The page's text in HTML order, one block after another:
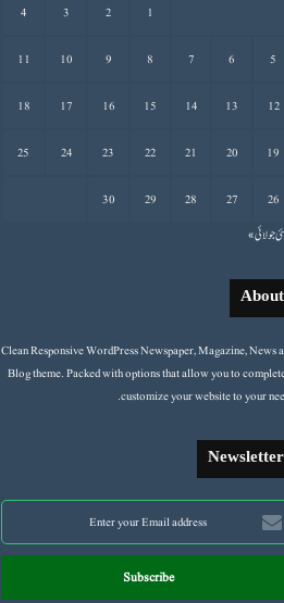
1
2
3
4
5
6
7
8
9
10
11
12
13
14
15
16
17
18
19
20
21
22
23
24
25
26
27
28
29
30
جولائی »
About
Clean Responsive WordPress Newspaper, Magazine, News
Blog theme. Packed with options that allow you to
customize your website to your
Newsletter